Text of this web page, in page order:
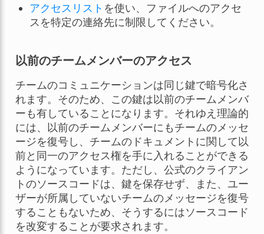
アクセスリスト を使い、ファイルへのアクセ
スを特定の連絡先に制限してください。
以前のチームメンバーのアクセス
チームのコミュニケーションは同じ鍵で暗号化さ
れます。そのため、この鍵は以前のチームメンバ
ーも有していることになります。それゆえ理論的
には、以前のチームメンバーにもチームのメッセ
ージを復号し、チームのドキュメントに関して以
前と同一のアクセス権を手に入れることができる
ようになっています。ただし、公式のクライアン
トのソースコードは、鍵を保存せず、また、ユー
ザーが所属していないチームのメッセージを復号
することもないため、そうするにはソースコード
を改変することが要求されます。